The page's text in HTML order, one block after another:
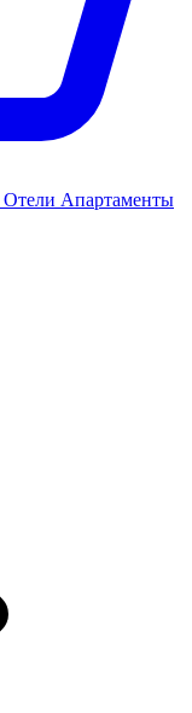
Отели Апартаменты